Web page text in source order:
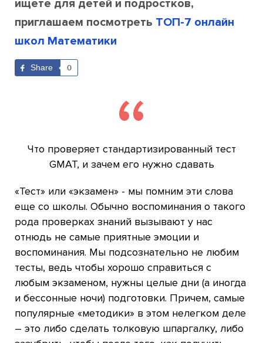
ищете для детей и подростков,
приглашаем посмотреть ТОП-7 онлайн
школ Математики
Share 0
Что проверяет стандартизированный тест
GMAT, и зачем его нужно сдавать
«Тест» или «экзамен» - мы помним эти слова
еще со школы. Обычно воспоминания о такого
рода проверках знаний вызывают у нас
отнюдь не самые приятные эмоции и
воспоминания. Мы подсознательно не любим
тесты, ведь чтобы хорошо справиться с
любым экзаменом, нужны целые дни (а иногда
и бессонные ночи) подготовки. Причем, самые
популярные «методики» в этом нелегком деле
– это либо сделать толковую шпаргалку, либо